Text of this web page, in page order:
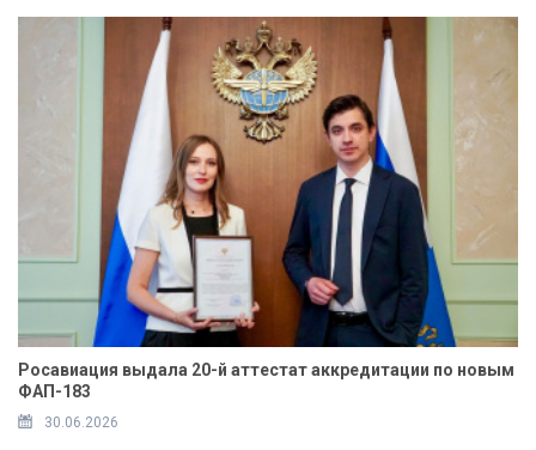
Росавиация выдала 20-й аттестат аккредитации по новым
ФАП-183
30.06.2026